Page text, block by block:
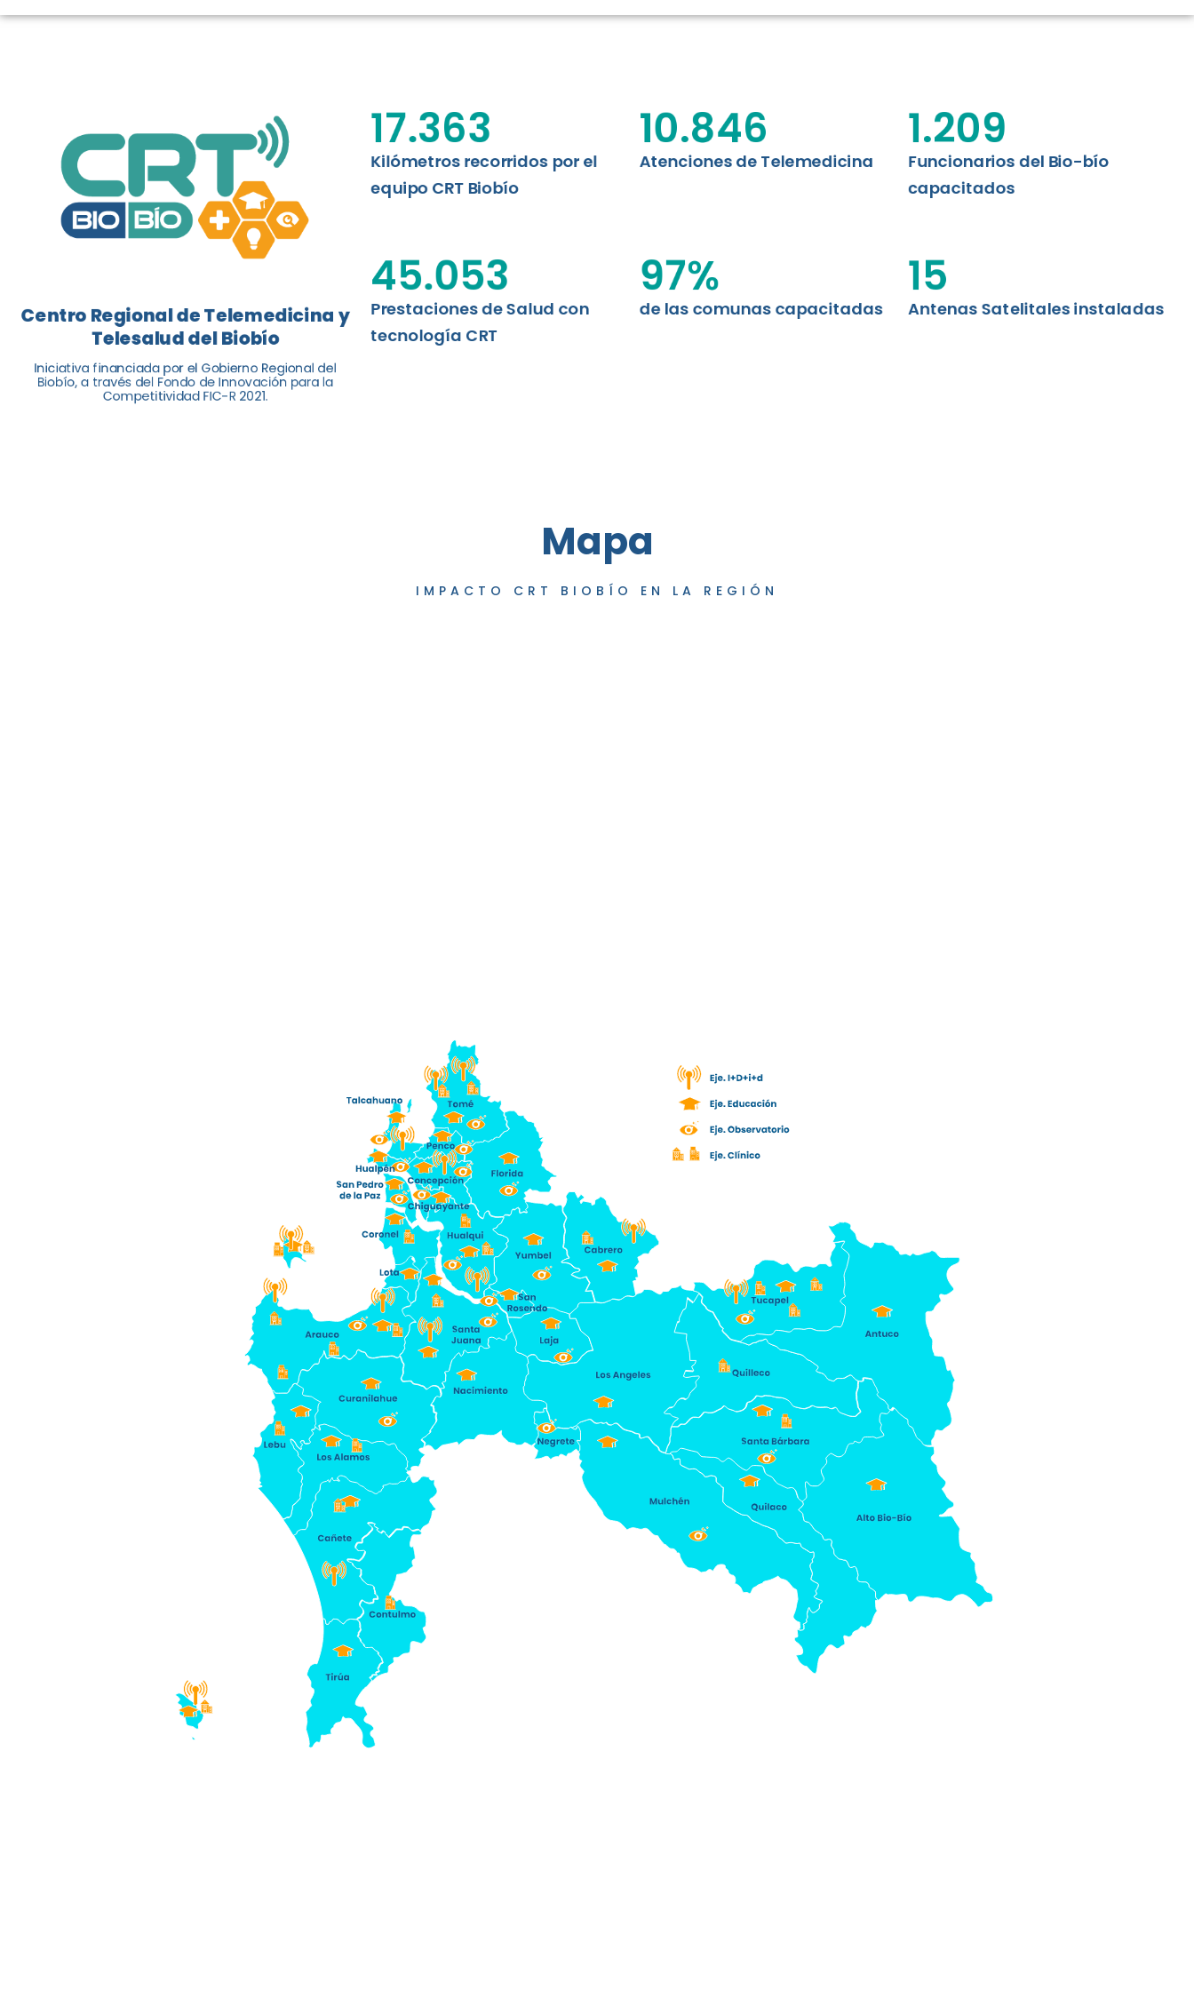
ABORDAJE CLÍNICO EN
I+D+I+E
MDPA
balance de tres años acercando la salud digital a los habitantes...
Leer más
Centro Regional de Telemedicina y
Telesalud del Biobío
Iniciativa financiada por el Gobierno Regional del
Biobío, a través del Fondo de Innovación para la
Competitividad FIC-R 2021.
Kilómetros recorridos por el
equipo CRT Biobío
17.363
Atenciones de Telemedicina
10.846
Funcionarios del Bio-bío
capacitados
1.209
Prestaciones de Salud con
tecnología CRT
45.053
de las comunas capacitadas
97%
Antenas Satelitales instaladas
15
Mapa
IMPACTO CRT BIOBÍO EN LA REGIÓN